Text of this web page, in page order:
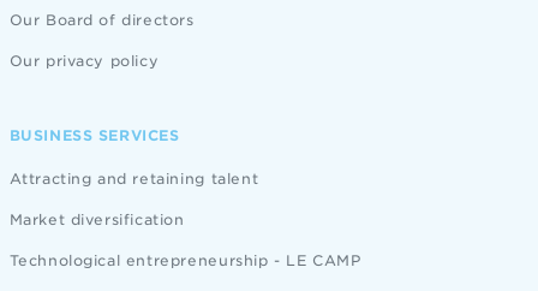
Our Board of directors
Our privacy policy
BUSINESS SERVICES
Attracting and retaining talent
Market diversification
Technological entrepreneurship - LE CAMP